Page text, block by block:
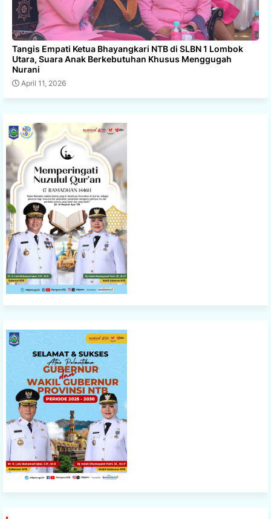
Tangis Empati Ketua Bhayangkari NTB di SLBN 1 Lombok
Utara, Suara Anak Berkebutuhan Khusus Menggugah
Nurani
April 11, 2026